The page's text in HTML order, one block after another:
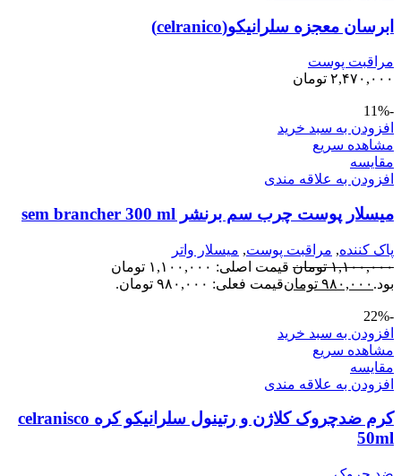
ابرسان معجزه سلرانیکو(celranico)
مراقبت پوست
۲,۴۷۰,۰۰۰ تومان
-11%
افزودن به سبد خرید
مشاهده سریع
مقایسه
افزودن به علاقه مندی
میسلار پوست چرب سم برنشر sem brancher 300 ml
پاک کننده, مراقبت پوست, میسلار واتر
۱,۱۰۰,۰۰۰ تومان
قیمت اصلی: ۱,۱۰۰,۰۰۰ تومان
بود. ۹۸۰,۰۰۰ تومانقیمت فعلی: ۹۸۰,۰۰۰ تومان.
-22%
افزودن به سبد خرید
مشاهده سریع
مقایسه
افزودن به علاقه مندی
کرم ضدچروک کلاژن و رتینول سلرانیکو کره celranisco
50ml